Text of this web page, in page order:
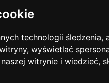
technologii śledzenia,
wyświetlać
witrynie i wiedzieć,